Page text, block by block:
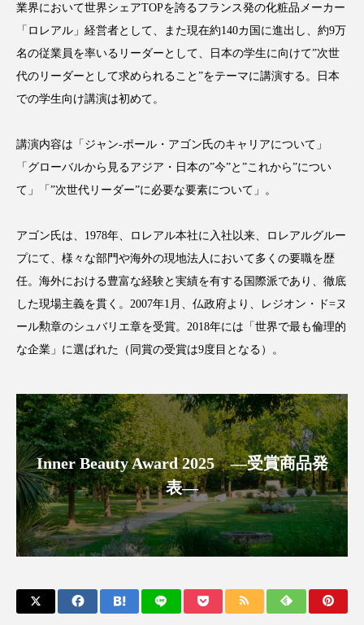
コルチゾール サステナビリティ
サステナブル美容 サプライチェーン
サプリ サロンクレンジング
スカルプ クレンジング 頻度 スカルプケア
スマートウォッチ スマートパッチ
スマートリング セーフプレイス セラミド
ソーシャルウェルネス ソーシャルコマース
タンパク質 ディープクレンジング
デジタルデトックス デトックス
ドライヤー 温度 髪 ダメージ ナイアシンアミド
パーソナライズ バーチャルメイク
業界において世界シェアTOPを誇るフランス発の化粧品メーカー
「ロレアル」経営者として、また現在約140カ国に進出し、約9万
名の従業員を率いるリーダーとして、日本の学生に向けて”次世
代のリーダーとして求められること”をテーマに講演する。日本
での学生向け講演は初めて。
講演内容は「ジャン-ポール・アゴン氏のキャリアについて」
「グローバルから見るアジア・日本の”今”と”これから”につい
て」「”次世代リーダー”に必要な要素について」。
アゴン氏は、1978年、ロレアル本社に入社以来、ロレアルグルー
プにて、様々な部門や海外の現地法人において多くの要職を歴
任。海外における豊富な経験と実績を有する国際派であり、徹底
した現場主義を貫く。2007年1月、仏政府より、レジオン・ド=ヌ
ール勲章のシュバリエ章を受賞。2018年には「世界で最も倫理的
な企業」に選ばれた（同賞の受賞は9度目となる）。
Inner Beauty Award 2025 ―受賞商品発
表―